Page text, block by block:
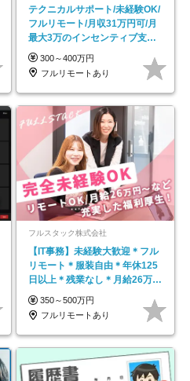
テクニカルサポート/未経験OK/
フルリモート/月収31万円可/月
最大3万のインセンティブ支給/
平均年齢33歳
300～400万円
フルリモートあり
フルスタック株式会社
【IT事務】未経験大歓迎＊フル
リモート＊服装自由＊年休125
日以上＊残業なし＊月給26万円
以上
350～500万円
フルリモートあり